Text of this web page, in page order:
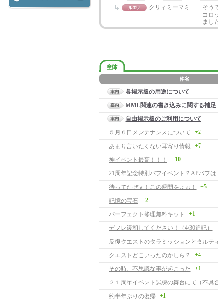
クリィミーマミ
そう
コロ
まし
各掲示板の用途について
MML関連の書き込みに関する補足
自由掲示板のご利用について
５月６日メンテナンスについて
+2
あまり言いたくない耳寄り情報 +7
神イベント最高！！！ +10
21周年記念特別バフイベント？APバフは
待ってたぜぇ！この瞬間をよぉ！
+5
記憶の宝石 +2
パーフェクト修理無料キット +1
デフレ緩和してください！（4/30追記）
クエストどこいったのかしら？ +4
その時、不思議な事が起こった +1
２１周年イベント試練の舞台にて（不具
約半年ぶりの復帰
+1